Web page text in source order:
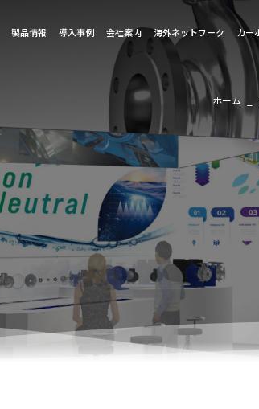
製品情報 導入事例 会社案内 海外ネットワーク カー
ホーム